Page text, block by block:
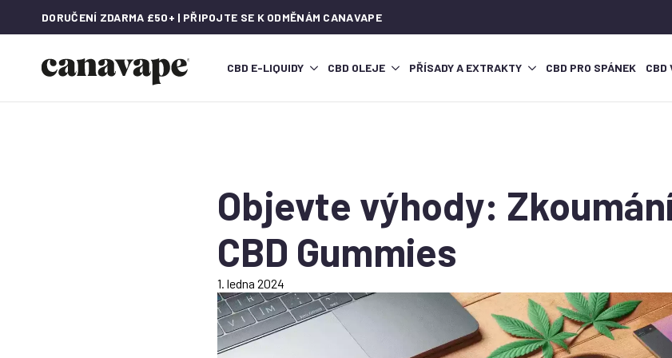
DORUČENÍ ZDARMA £50+ | PŘIPOJTE SE K ODMĚNÁM CANAVAPE
CBD E-LIQUIDY CBD OLEJE PŘÍSADY A EXTRAKTY CBD PRO SPÁNEK CBD
Objevte výhody:
CBD Gummies
1. ledna 2024